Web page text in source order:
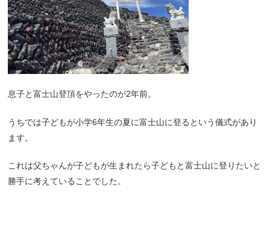
息子と富士山登頂をやったのが2年前。
うちでは子どもが小学6年生の夏に富士山に登るという儀式があり
ます。
これは父ちゃんが子どもが生まれたら子どもと富士山に登りたいと
勝手に考えていることでした。